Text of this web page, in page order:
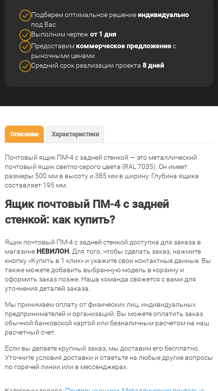
Подберем оптимальное решение индивидуально
под Вас
Выполним чертеж от 1 дня
Предоставим коммерческое предложениес
рыночными ценами
Средний срок реализации проекта 8 дней
Описание Характеристики
Почтовый ящик ПМ-4 с задней стенкой — это металлический
почтовый ящик светло-серого цвета (RAL 7035). Он имеет
размеры 500 мм в высоту и 385 мм в ширину. Глубина ящика
составляет 195 мм.
Ящик почтовый ПМ-4 с задней
стенкой: как купить?
Ящик почтовый ПМ-4 с задней стенкой доступна для заказа в
магазине НЕВИЛОН . Для того, чтобы сделать заказ, нажмите
кнопку «Купить в 1 клик» и укажите свои контактные данные. Вы
также можете добавить выбранную модель в корзину и
оформить заказ позже. Наша команда свяжется с вами для
уточнения деталей заказа.
Мы принимаем оплату от физических лиц, индивидуальных
предпринимателей и организаций. Вы можете оплатить заказ
обычной банковской картой или безналичным расчетом на наш
расчетный счет.
Если вы делаете крупный заказ, мы доставим его бесплатно.
Уточните условия доставки и ответьте на любые другие вопросы
по горячей линии или в мессенджерах.